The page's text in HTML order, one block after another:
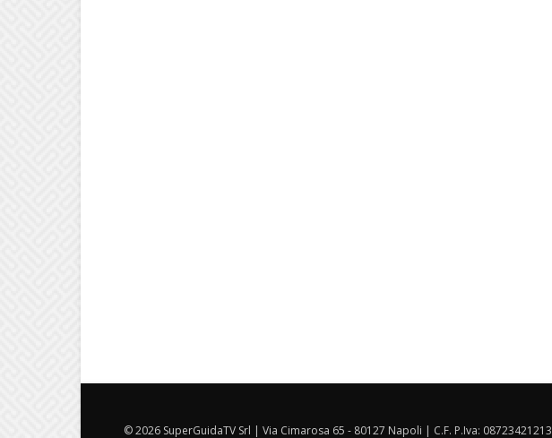
© 2026 SuperGuidaTV Srl | Via Cimarosa 65 - 80127 Napoli | C.F. P.Iva: 08723421213